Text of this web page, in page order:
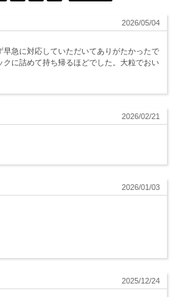
2026/05/04
急に対応していただいてありがたかったで
に詰めて持ち帰るほどでした。大粒でおい
2026/02/21
2026/01/03
2025/12/24